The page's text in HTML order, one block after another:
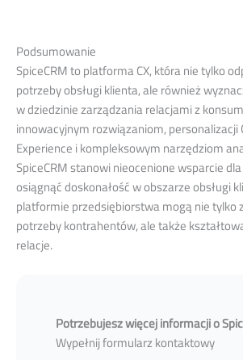
Podsumowanie
SpiceCRM to platforma CX, która nie tylko
potrzeby obsługi klienta, ale również
w dziedzinie zarządzania relacjami z
innowacyjnym rozwiązaniom, personalizacji
Experience i kompleksowym narzędziom
SpiceCRM stanowi nieocenione wsparcie
osiągnąć doskonałość w obszarze obsługi
platformie przedsiębiorstwa mogą nie tylko
potrzeby kontrahentów, ale także
relacje.
Potrzebujesz więcej informacji o
Wypełnij formularz kontaktowy